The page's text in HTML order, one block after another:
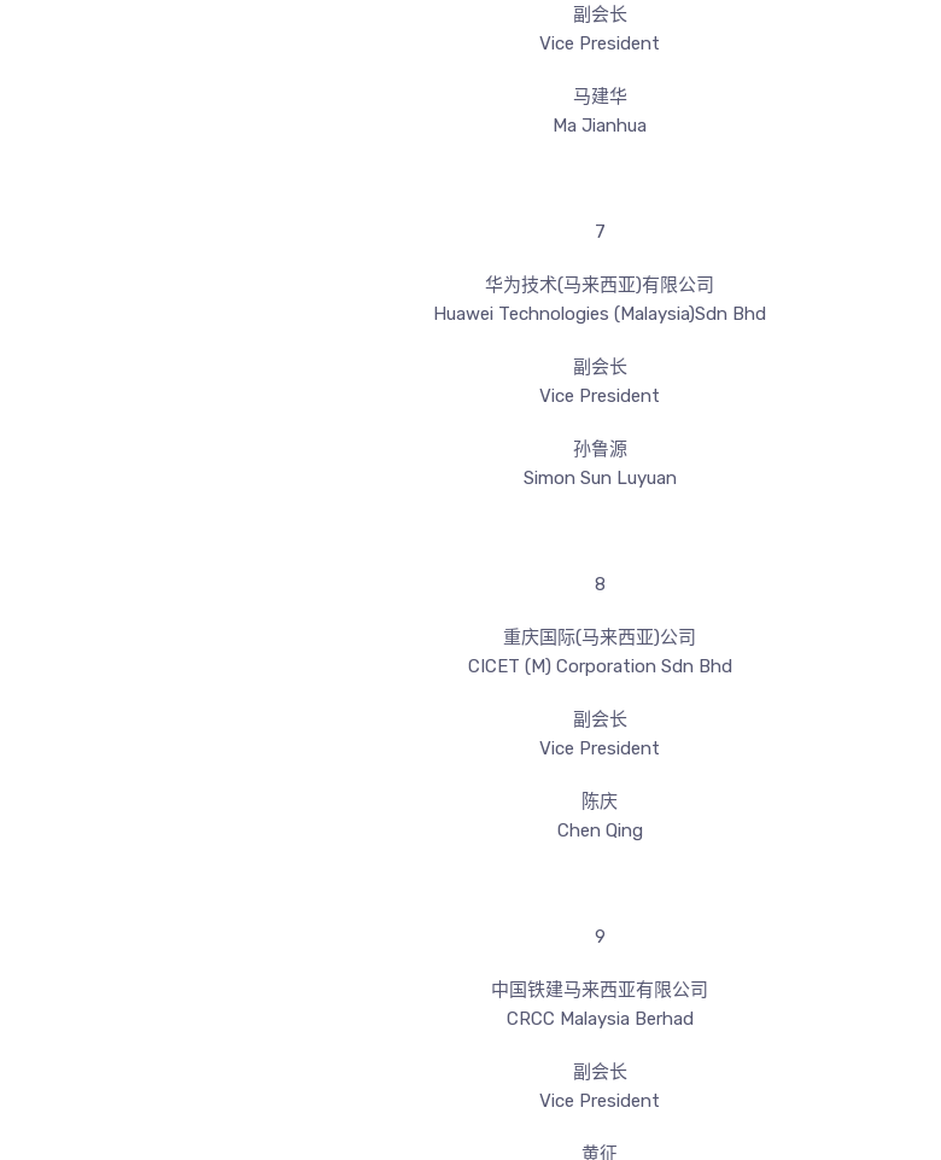
副会长
Vice President
马建华
Ma Jianhua
7
华为技术(马来西亚)有限公司
Huawei Technologies (Malaysia)Sdn Bhd
副会长
Vice President
孙鲁源
Simon Sun Luyuan
8
重庆国际(马来西亚)公司
CICET (M) Corporation Sdn Bhd
副会长
Vice President
陈庆
Chen Qing
9
中国铁建马来西亚有限公司
CRCC Malaysia Berhad
副会长
Vice President
黄征